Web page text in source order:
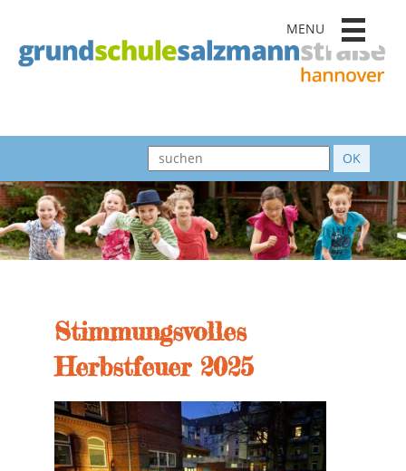
MENU
Stimmungsvolles
Herbstfeuer 2025